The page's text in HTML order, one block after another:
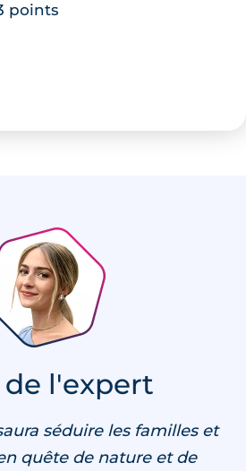
points
l'expert
séduire les familles et
quête de nature et de